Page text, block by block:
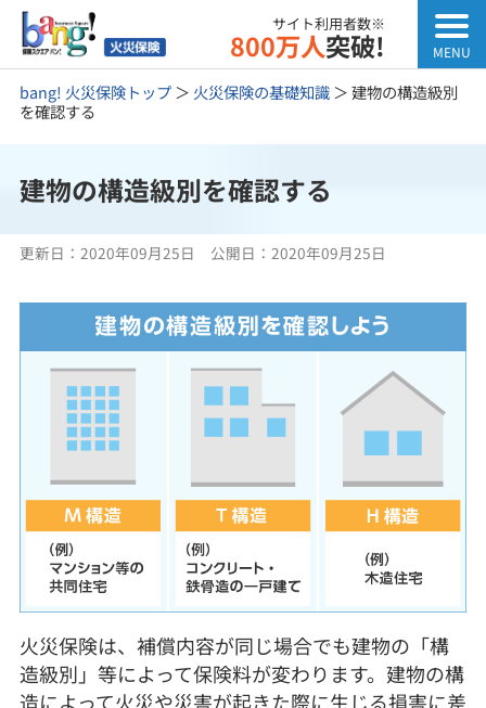
サイト利用者数※
800万人突破!
bang! 火災保険トップ＞ 火災保険の基礎知識＞建物の構造級別
を確認する
建物の構造級別を確認する
更新日： 2020年09月25日 公開日： 2020年09月25日
火災保険は、補償内容が同じ場合でも建物の「構
造級別」等によって保険料が変わります。建物の構
造によって火災や災害が起きた際に生じる損害に差